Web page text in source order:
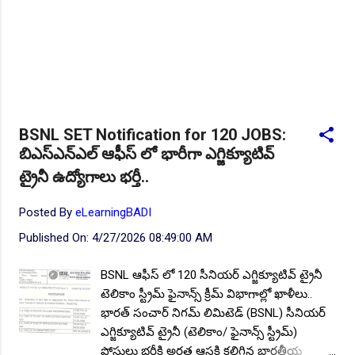
BSNL SET Notification for 120 JOBS:
బిఎస్ఎన్ఎల్ ఆఫీస్ లో భారీగా ఎగ్జిక్యూటివ్
ట్రైనీ ఉద్యోగాలు భర్తీ..
Posted By eLearningBADI
Published On: 4/27/2026 08:49:00 AM
BSNL ఆఫీస్ లో 120 సీనియర్ ఎగ్జిక్యూటివ్ ట్రైనీ
టెలికాం స్ట్రీమ్ ఫైనాన్స్ క్రీమ్ విభాగాల్లో ఖాళీలు..
భారత్ సంచార్ నిగమ్ లిమిటెడ్ (BSNL) సీనియర్
ఎగ్జిక్యూటివ్ ట్రైనీ (టెలికాం/ ఫైనాన్స్ స్ట్రీమ్)
పోస్టులు భర్తీకి అర్హత ఆసక్తి కలిగిన భారతీయ